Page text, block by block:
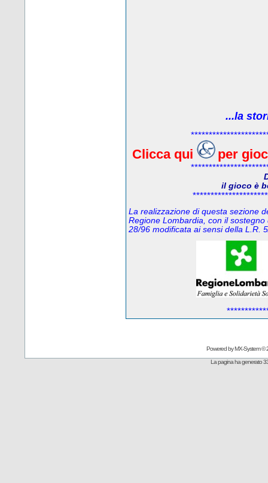
...la
Clicca qui per
il gioco è
La realizzazione di questa sezione
Regione Lombardia, con il
28/96 modificata ai sensi della L.R.
Powered byMX-System©
La pagina ha generato